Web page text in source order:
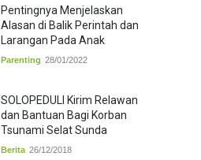
Pentingnya Menjelaskan
Alasan di Balik Perintah dan
Larangan Pada Anak
Parenting 28/01/2022
SOLOPEDULI Kirim Relawan
dan Bantuan Bagi Korban
Tsunami Selat Sunda
Berita 26/12/2018